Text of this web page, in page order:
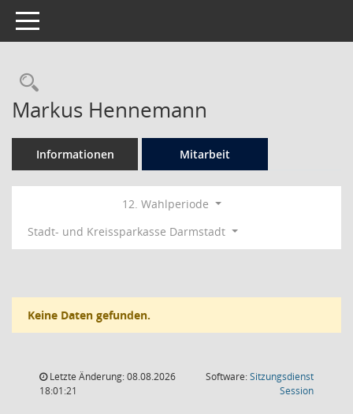
Toggle navigation
Rechercheauswahl
Markus Hennemann
Informationen Mitarbeit
12. Wahlperiode
Stadt- und Kreissparkasse Darmstadt
Keine Daten gefunden.
Letzte Änderung: 08.08.2026
18:01:21
Software:Sitzungsdienst
Session(Wird in